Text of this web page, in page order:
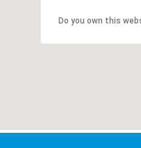
Do you own this